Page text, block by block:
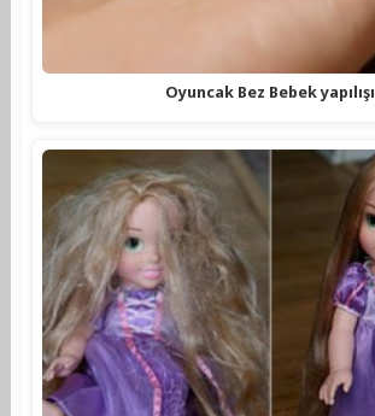
Oyuncak Bez Bebek yapılışı